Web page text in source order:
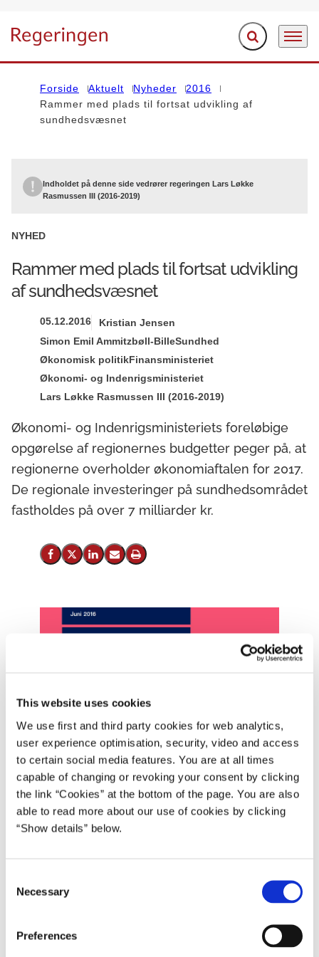
This website uses cookies
We use first and third party cookies for web analytics,
user experience optimisation, security, video and access
to certain social media features. You are at all times
capable of changing or revoking your consent by clicking
the link “Cookies” at the bottom of the page. You are also
able to read more about our use of cookies by clicking
“Show details” below.
Necessary
Preferences
Gå til forsiden Fold søgefelt ud
Menu
Forside Aktuelt Nyheder
2016
Rammer med plads til fortsat udvikling af
sundhedsvæsnet
Indholdet på denne side vedrører regeringen Lars Løkke
Rasmussen III (2016-2019)
NYHED
Rammer med plads til fortsat udvikling
af sundhedsvæsnet
05.12.2016
Kristian Jensen
Simon Emil Ammitzbøll-BilleSundhed
Økonomisk politikFinansministeriet
Økonomi- og Indenrigsministeriet
Lars Løkke Rasmussen III (2016-2019)
Økonomi- og Indenrigsministeriets foreløbige
opgørelse af regionernes budgetter peger på, at
regionerne overholder økonomiaftalen for 2017.
De regionale investeringer på sundhedsområdet
fastholdes på over 7 milliarder kr.
Del på Facebook
Del på X (Twitter)
Del på LinkedIn
Send email
Print
Foto: Les Kaner
Økonomi- og Indenrigsministeriets foreløbige
opgørelse af regionernes budgetter peger på, at
regionerne overholder økonomiaftalen for 2017. De
Regionernes budgetter for 2017 flugter med rammerne i
Indenrigsministeriets foreløbige opgørelse.